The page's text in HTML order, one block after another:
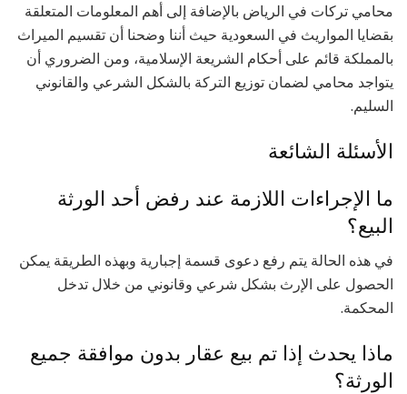
محامي تركات في الرياض بالإضافة إلى أهم المعلومات المتعلقة
بقضايا المواريث في السعودية حيث أننا وضحنا أن تقسيم الميراث
بالمملكة قائم على أحكام الشريعة الإسلامية، ومن الضروري أن
يتواجد محامي لضمان توزيع التركة بالشكل الشرعي والقانوني
السليم.
الأسئلة الشائعة
ما الإجراءات اللازمة عند رفض أحد الورثة
البيع؟
في هذه الحالة يتم رفع دعوى قسمة إجبارية وبهذه الطريقة يمكن
الحصول على الإرث بشكل شرعي وقانوني من خلال تدخل
المحكمة.
ماذا يحدث إذا تم بيع عقار بدون موافقة جميع
الورثة؟